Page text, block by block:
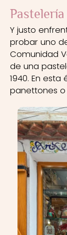
Y justo
probar uno
Comunidad
de una
1940. En
panettones o